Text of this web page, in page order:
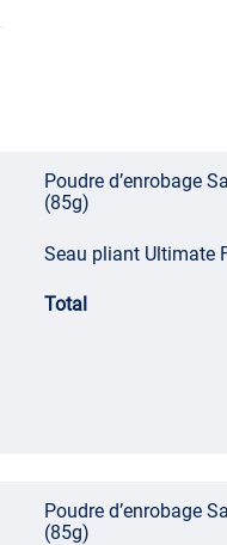
Poudre d’enrobage
(85g)
Seau pliant Ultimate
Total
Poudre d’enrobage
(85g)